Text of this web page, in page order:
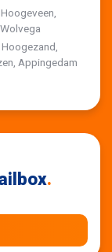
Appingedam
.